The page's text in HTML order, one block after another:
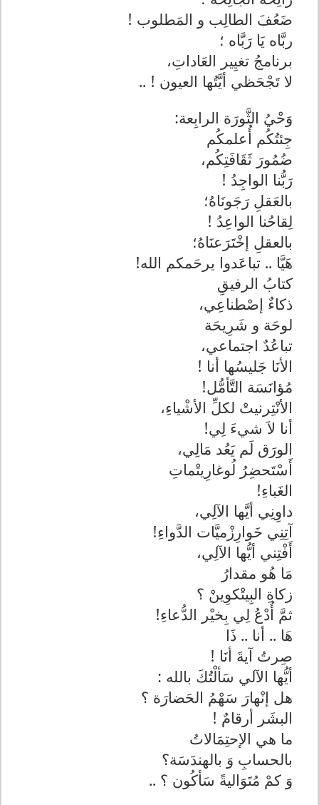
ضَعُفَ الطالِب و المَطلوب !
ربَّاه يَا رَبَّاه ؛
برنامجُ تغيِير العَاداتِ،
لا تَجْحَظي أيَّتُها العيون ! ..
وَحْيُ الثَّورَة الرابِعة:
جِئتُكُم أُعلمكُم
ضُمُورَ ثَقَافَتِكُم،
رَبُّنا الواجِدُ !
بالعَقلِ رَجَونَاهُ؛
لِقاحُنا الواعِدُ !
بالعقلِ إخْتَرَعنَاهُ؛
هَيَّا .. تباعَدوا يرحَمكم الله!
كتابُ الرفيقِ
ذكاءٌ إصْطناعِي،
لوحَة و شَرِيحَة
تباعُدٌ اجتماعي،
الأنَا جَليسُها أنا !
مُؤانَسَة التَّأمُّل!
الأنْتِرنيتْ لكلِّ الأشْياءِ،
أنا لاَ شيءَ لِي!
الورَق لَم يَعُد مَالِي،
أَسْتَحضِرُ لُوغارِيتْماتِ
الغَباءِ!
داوِنِي أيَّها الآلِي،
آتِنِي خَوارِزْميَّات الدَّواءِ!
أَفْتِني أيُّها الآلِي،
مَا هُو مقدارُ
زكاةِ البِيتْكوِينْ ؟
ثمَّ أُدْعُ لِي بِخيْر الدُّعاءِ!
هَا .. أنا .. ذَا
صِرتُ آيةَ أنَا !
أيُّها الآلي سَألْتُكَ بالله :
هل إنْهارَ سَهْمُ الحَضارَة ؟
البشَر أرقامٌ !
ما هي الإحتِمَالاتُ
بالحسابِ وَ بالهندَسَة؟
وَ كمْ مُتَوَاليةً سَأكُون ؟ ..